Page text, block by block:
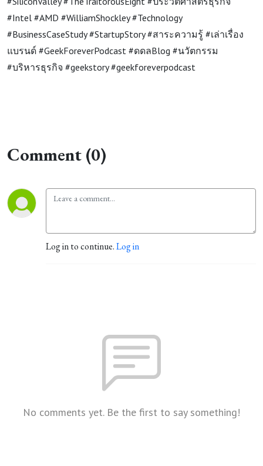
#Intel #AMD #WilliamShockley #Technology
#BusinessCaseStudy #StartupStory #สาระความรู้ #เล่าเรื่อง
แบรนด์ #GeekForeverPodcast #ดดลBlog #นวัตกรรม
#บริหารธุรกิจ #geekstory #geekforeverpodcast
Comment (0)
Log in to continue.Log in
No comments yet. Be the first to say something!